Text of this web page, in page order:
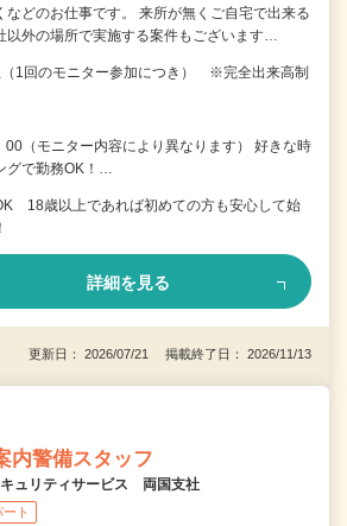
などのお仕事です。 来所が無くご自宅で出来る
以外の場所で実施する案件もございます…
1回のモニター参加につき） ※完全出来高制
00（モニター内容により異なります） 好きな時
グで勤務OK！…
18歳以上であれば初めての方も安心して始
詳細を見る
更新日： 2026/07/21 掲載終了日： 2026/11/13
内警備スタッフ
ュリティサービス 両国支社
ート